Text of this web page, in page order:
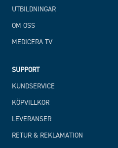
UTBILDNINGAR
OM OSS
MEDICERA TV
SUPPORT
KUNDSERVICE
KÖPVILLKOR
LEVERANSER
RETUR & REKLAMATION